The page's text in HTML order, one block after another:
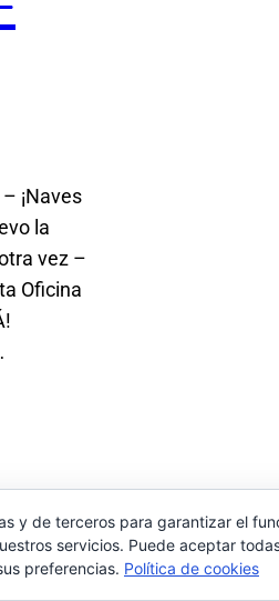
¡Naves
la
vez –
Oficina
y de terceros para garantizar el
servicios. Puede aceptar
preferencias. Política de cookies